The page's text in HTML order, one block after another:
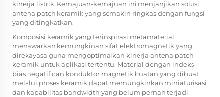
kinerja listrik. Kemajuan-kemajuan ini menjanjikan solusi
antena patch keramik yang semakin ringkas dengan fungsi
yang ditingkatkan.
Komposisi keramik yang terinspirasi metamaterial
menawarkan kemungkinan sifat elektromagnetik yang
direkayasa guna mengoptimalkan kinerja antena patch
keramik untuk aplikasi tertentu. Material dengan indeks
bias negatif dan konduktor magnetik buatan yang dibuat
melalui proses keramik dapat memungkinkan miniaturisasi
dan kapabilitas bandwidth yang belum pernah terjadi